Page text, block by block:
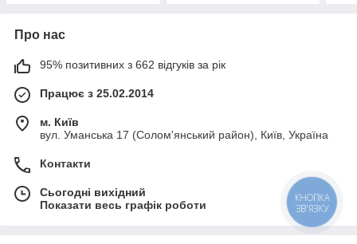
Про нас
95% позитивних з 662 відгуків за рік
Працює з 25.02.2014
м. Київ
вул. Уманська 17 (Солом'янський район), Київ, Україна
Контакти
Сьогодні вихідний
Показати весь графік роботи
КНОПКА
ЗВ'ЯЗКУ